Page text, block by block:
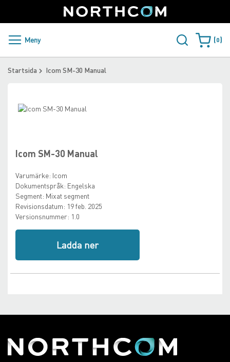
to
Content
Sweden
PRODUKTER OCH LÖSNINGAR
ÅTERFÖRSÄLJARE
Meny Varukorgen
0
Startsida Icom SM-30 Manual
Icom SM-30 Manual
Varumärke: Icom
Dokumentspråk: Engelska
Segment: Mixat segment
Revisionsdatum: 19 feb. 2025
Versionsnummer: 1.0
Ladda ner
Skip
the
gallery
beginning
of
images
gallery